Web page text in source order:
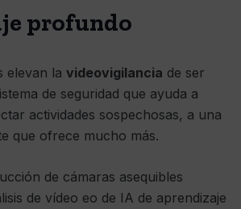
profundo
elevan la videovigilancia de ser
de seguridad que ayuda a
actividades sospechosas, a una
que ofrece mucho más.
de cámaras asequibles
de vídeo eo de IA de aprendizaje